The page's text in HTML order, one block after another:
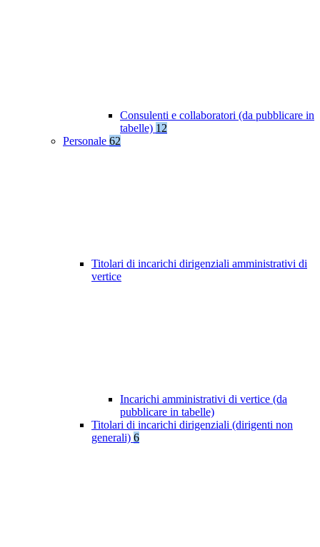
Consulenti e collaboratori (da pubblicare in
tabelle) 12
Personale 62
Titolari di incarichi dirigenziali amministrativi di
vertice
Incarichi amministrativi di vertice (da
pubblicare in tabelle)
Titolari di incarichi dirigenziali (dirigenti non
generali) 6